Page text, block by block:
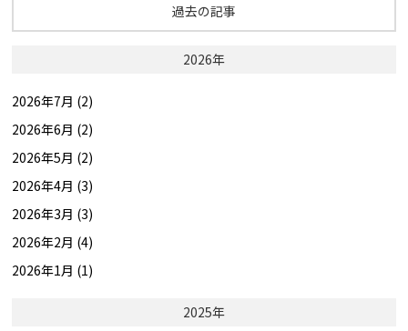
過去の記事
2026年
2026年7月 (2)
2026年6月 (2)
2026年5月 (2)
2026年4月 (3)
2026年3月 (3)
2026年2月 (4)
2026年1月 (1)
2025年